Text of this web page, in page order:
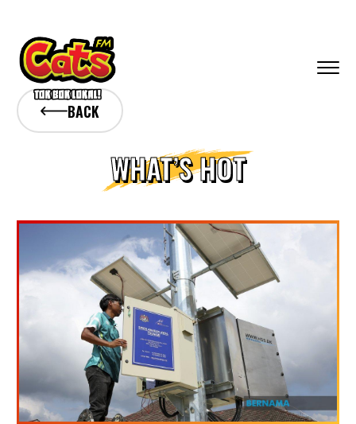
BACK
WHAT’S HOT